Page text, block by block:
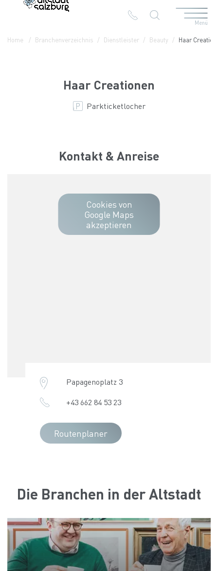
Menü
Home Branchenverzeichnis Dienstleister Beauty Haar
Haar Creationen
Parkticketlocher
Kontakt & Anreise
Cookies von
Google Maps
akzeptieren
Papagenoplatz 3
+43 662 84 53 23
Routenplaner
Die Branchen in der Altstadt